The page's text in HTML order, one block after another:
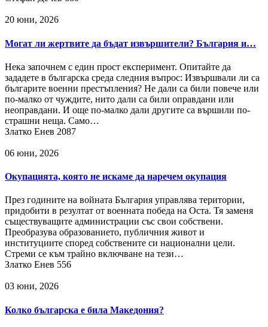
20 юни, 2026
Могат ли жертвите да бъдат извършители? България и…
Нека започнем с един прост експеримент. Опитайте да
зададете в българска среда следния въпрос: Извършвали ли са
българите военни престъпления? Не дали са били повече или
по-малко от чуждите, нито дали са били оправдани или
неоправдани. И още по-малко дали другите са вършили по-
страшни неща. Само…
Златко Енев 2087
06 юни, 2026
Окупацията, която не искаме да наречем окупация
През годините на войната България управлява територии,
придобити в резултат от военната победа на Оста. Тя заменя
съществуващите администрации със свои собствени.
Преобразува образованието, публичния живот и
институциите според собствените си национални цели.
Стреми се към трайно включване на тези…
Златко Енев 556
03 юни, 2026
Колко българска е била Македония?